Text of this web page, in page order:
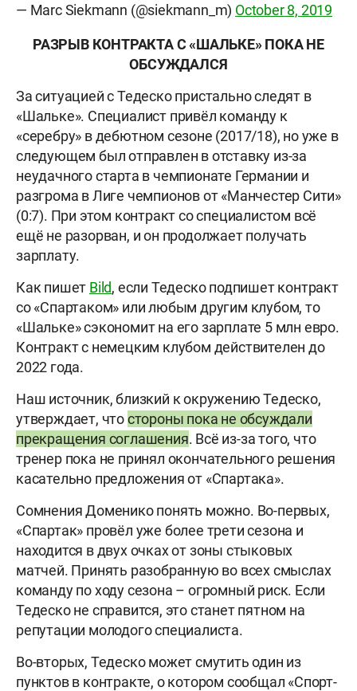
— Marc Siekmann (@siekmann_m) October 8, 2019
РАЗРЫВ КОНТРАКТА С «ШАЛЬКЕ» ПОКА НЕ
ОБСУЖДАЛСЯ
За ситуацией с Тедеско пристально следят в
«Шальке». Специалист привёл команду к
«серебру» в дебютном сезоне (2017/18), но уже в
следующем был отправлен в отставку из-за
неудачного старта в чемпионате Германии и
разгрома в Лиге чемпионов от «Манчестер Сити»
(0:7). При этом контракт со специалистом всё
ещё не разорван, и он продолжает получать
зарплату.
Как пишет Bild, если Тедеско подпишет контракт
со «Спартаком» или любым другим клубом, то
«Шальке» сэкономит на его зарплате 5 млн евро.
Контракт с немецким клубом действителен до
2022 года.
Наш источник, близкий к окружению Тедеско,
утверждает, чтостороны пока не обсуждали
прекращения соглашения. Всё из-за того, что
тренер пока не принял окончательного решения
касательно предложения от «Спартака».
Сомнения Доменико понять можно. Во-первых,
«Спартак» провёл уже более трети сезона и
находится в двух очках от зоны стыковых
матчей. Принять разобранную во всех смыслах
команду по ходу сезона – огромный риск. Если
Тедеско не справится, это станет пятном на
репутации молодого специалиста.
Во-вторых, Тедеско может смутить один из
пунктов в контракте, о котором сообщал «Спорт-